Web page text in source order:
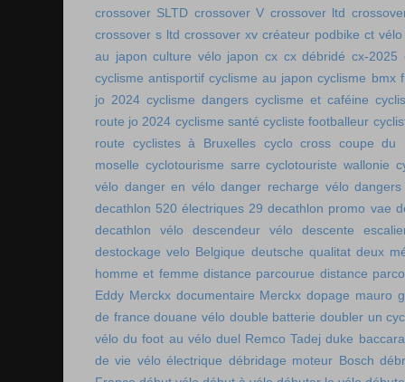
crossover SLTD crossover V crossover ltd
crossover s ltd crossover xv créateur podbike ct vélo
au japon culture vélo japon cx cx débridé cx-2025
cyclisme antisportif cyclisme au japon cyclisme bmx
jo 2024 cyclisme dangers cyclisme et caféine
route jo 2024 cyclisme santé cycliste footballeur
route
cyclistes à Bruxelles cyclo cross coupe du
moselle cyclotourisme sarre cyclotouriste wallonie
vélo danger en vélo danger recharge vélo
decathlon 520 électriques 29 decathlon promo vae
decathlon vélo
descendeur vélo
descente
destockage velo Belgique deutsche qualitat deux
homme et femme distance parcourue distance
Eddy Merckx documentaire Merckx dopage mauro
de france douane vélo double batterie doubler un
vélo du foot au vélo duel Remco Tadej duke baccara
de vie vélo électrique débridage moteur Bosch